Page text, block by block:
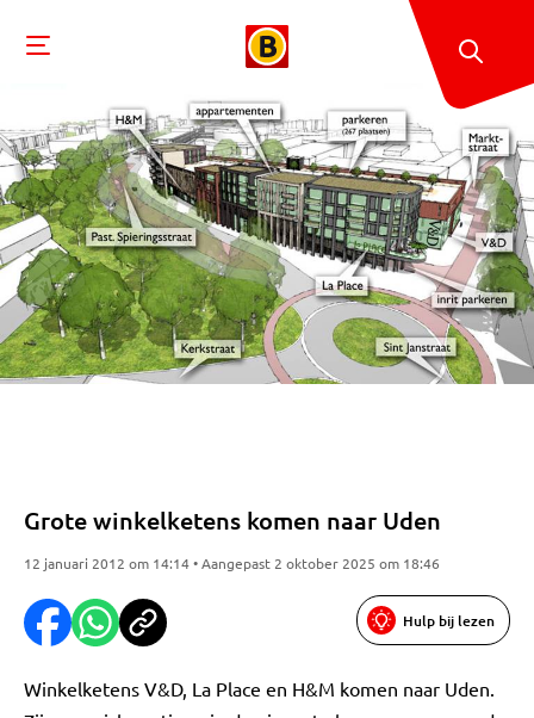
Grote winkelketens komen naar Uden
12 januari 2012 om 14:14 • Aangepast 2 oktober 2025 om 18:46
Hulp bij lezen
Winkelketens V&D, La Place en H&M komen naar Uden.